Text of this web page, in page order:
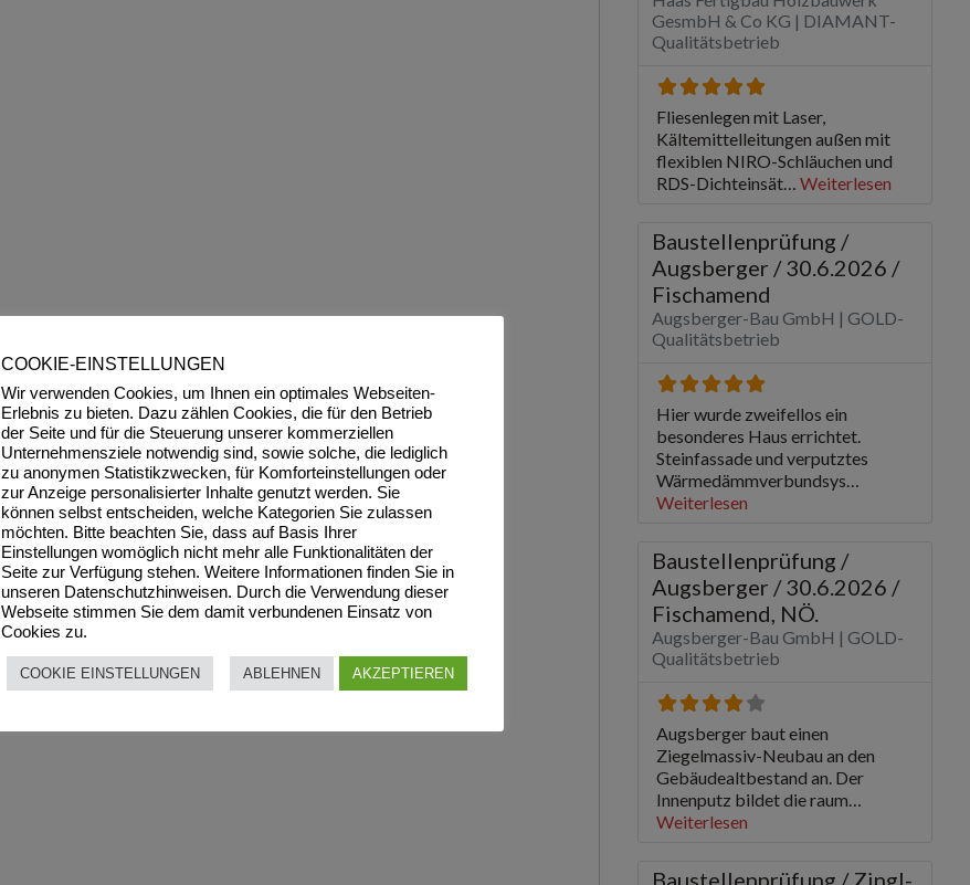
COOKIE-EINSTELLUNGEN
Wir verwenden Cookies, um Ihnen ein optimales Webseiten-
Erlebnis zu bieten. Dazu zählen Cookies, die für den Betrieb
der Seite und für die Steuerung unserer kommerziellen
Unternehmensziele notwendig sind, sowie solche, die lediglich
zu anonymen Statistikzwecken, für Komforteinstellungen oder
zur Anzeige personalisierter Inhalte genutzt werden. Sie
können selbst entscheiden, welche Kategorien Sie zulassen
möchten. Bitte beachten Sie, dass auf Basis Ihrer
Einstellungen womöglich nicht mehr alle Funktionalitäten der
Seite zur Verfügung stehen. Weitere Informationen finden Sie in
unseren Datenschutzhinweisen. Durch die Verwendung dieser
Webseite stimmen Sie dem damit verbundenen Einsatz von
Cookies zu.
COOKIE EINSTELLUNGEN ABLEHNEN AKZEPTIEREN